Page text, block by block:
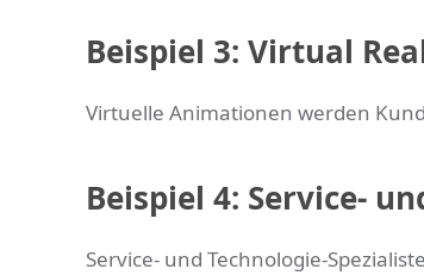
Beispiel 3: Virtual
Virtuelle Animationen werden
Beispiel 4: Service-
Service- und Technologie-